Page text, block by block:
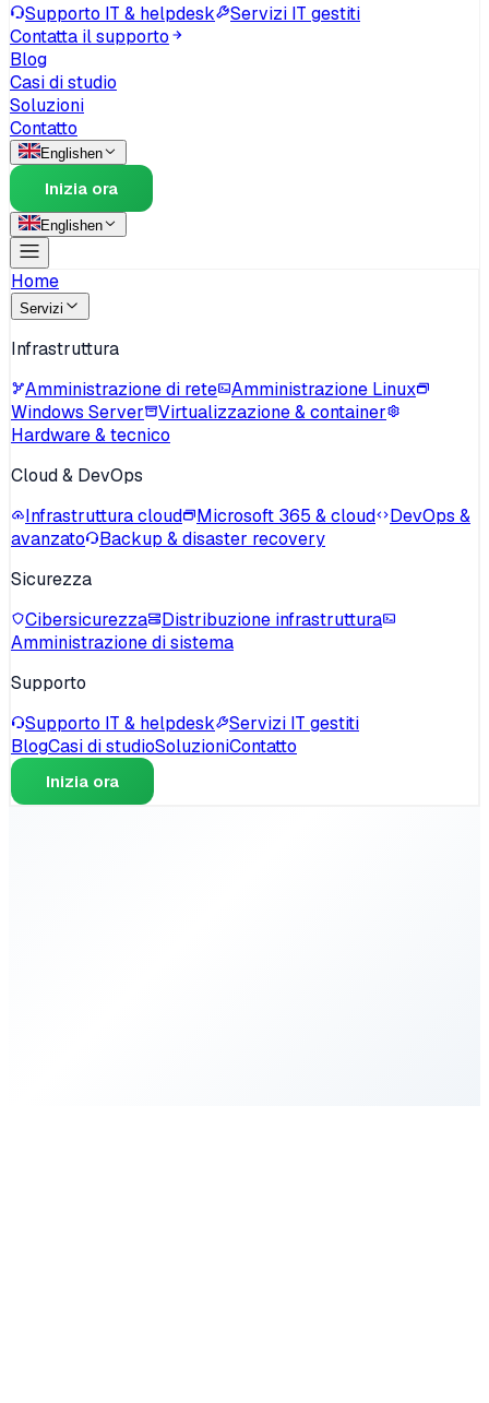
Supporto IT & helpdesk
Servizi IT gestiti
Contatta il supporto
Blog
Casi di studio
Soluzioni
Contatto
Englishen
Inizia ora
Englishen
Home
Servizi
Infrastruttura
Amministrazione di rete
Amministrazione Linux
Windows Server
Virtualizzazione & container
Hardware & tecnico
Cloud & DevOps
Infrastruttura cloud
Microsoft 365 & cloud
DevOps &
avanzato
Backup & disaster recovery
Sicurezza
Cibersicurezza
Distribuzione infrastruttura
Amministrazione di sistema
Supporto
Supporto IT & helpdesk
Servizi IT gestiti
BlogCasi di studioSoluzioniContatto
Inizia ora